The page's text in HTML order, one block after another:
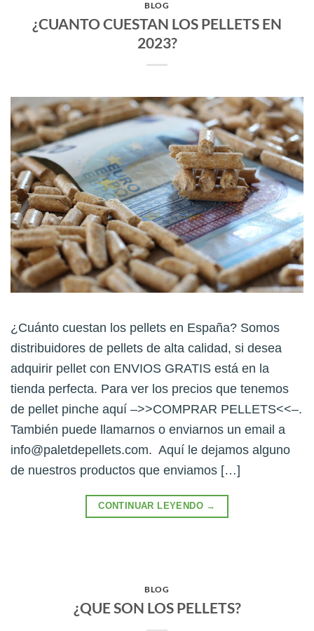
BLOG
¿CUANTO CUESTAN LOS PELLETS EN
2023?
¿Cuánto cuestan los pellets en España? Somos
distribuidores de pellets de alta calidad, si desea
adquirir pellet con ENVIOS GRATIS está en la
tienda perfecta. Para ver los precios que tenemos
de pellet pinche aquí –>>COMPRAR PELLETS<<–.
También puede llamarnos o enviarnos un email a
info@paletdepellets.com. Aquí le dejamos alguno
de nuestros productos que enviamos […]
CONTINUAR LEYENDO →
BLOG
¿QUE SON LOS PELLETS?